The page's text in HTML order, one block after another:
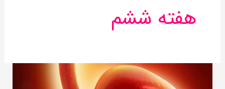
هفته ششم
چندمین